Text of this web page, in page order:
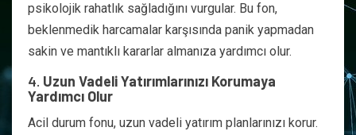
psikolojik rahatlık sağladığını vurgular. Bu fon,
beklenmedik harcamalar karşısında panik yapmadan
sakin ve mantıklı kararlar almanıza yardımcı olur.
4. Uzun Vadeli Yatırımlarınızı Korumaya
Yardımcı Olur
Acil durum fonu, uzun vadeli yatırım planlarınızı korur.